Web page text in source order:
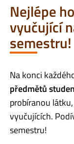
Nejlépe
vyučující
semestru!
Na konci
předmětů
probíranou
vyučujících.
semestru!